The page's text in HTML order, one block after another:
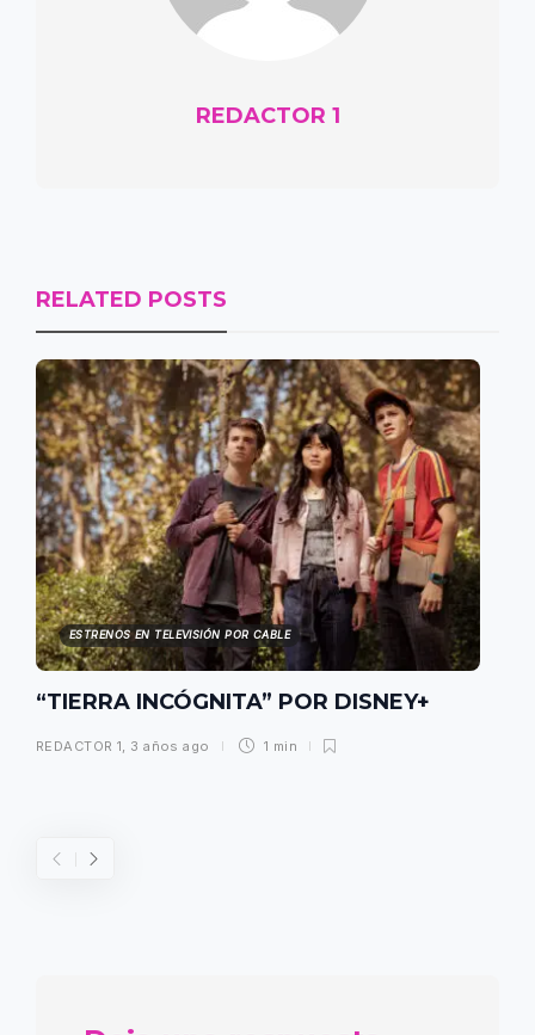
REDACTOR 1
RELATED POSTS
ESTRENOS EN TELEVISIÓN POR CABLE
“TIERRA INCÓGNITA” POR DISNEY+
REDACTOR 1 3 años ago 1 min